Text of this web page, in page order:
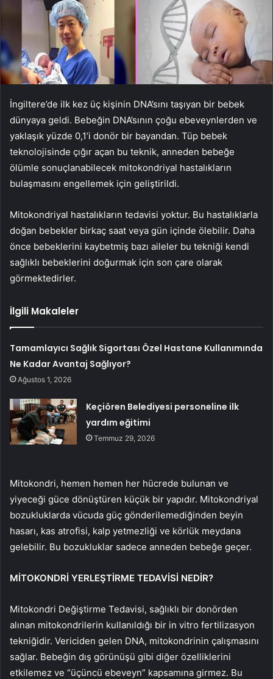
İngiltere’de ilk kez üç kişinin DNA’sını taşıyan bir bebek
dünyaya geldi. Bebeğin DNA’sının çoğu ebeveynlerden ve
yaklaşık yüzde 0,1’i donör bir bayandan. Tüp bebek
teknolojisinde çığır açan bu teknik, anneden bebeğe
ölümle sonuçlanabilecek mitokondriyal hastalıkların
bulaşmasını engellemek için geliştirildi.
Mitokondriyal hastalıkların tedavisi yoktur. Bu hastalıklarla
doğan bebekler birkaç saat veya gün içinde ölebilir. Daha
önce bebeklerini kaybetmiş bazı aileler bu tekniği kendi
sağlıklı bebeklerini doğurmak için son çare olarak
görmektedirler.
İlgili Makaleler
Tamamlayıcı Sağlık Sigortası Özel Hastane Kullanımında
Ne Kadar Avantaj Sağlıyor?
Ağustos 1, 2026
Keçiören Belediyesi personeline ilk
yardım eğitimi
Temmuz 29, 2026
Mitokondri, hemen hemen her hücrede bulunan ve
yiyeceği güce dönüştüren küçük bir yapıdır. Mitokondriyal
bozukluklarda vücuda güç gönderilemediğinden beyin
hasarı, kas atrofisi, kalp yetmezliği ve körlük meydana
gelebilir. Bu bozukluklar sadece anneden bebeğe geçer.
MİTOKONDRİ YERLEŞTİRME TEDAVİSİ NEDİR?
Mitokondri Değiştirme Tedavisi, sağlıklı bir donörden
alınan mitokondrilerin kullanıldığı bir in vitro fertilizasyon
tekniğidir. Vericiden gelen DNA, mitokondrinin çalışmasını
sağlar. Bebeğin dış görünüşü gibi diğer özelliklerini
etkilemez ve “üçüncü ebeveyn” kapsamına girmez. Bu